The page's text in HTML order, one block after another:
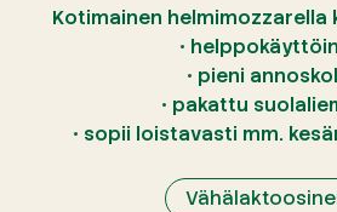
Kotimainen helmimozzarella
•
• pieni
• pakattu
• sopii loistavasti mm.